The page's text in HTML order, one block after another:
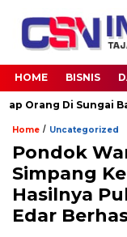
HOME BISNIS
Di Sungai Balam
Home / Uncategorized
Pondok
Simpang
Hasilnya
Edar